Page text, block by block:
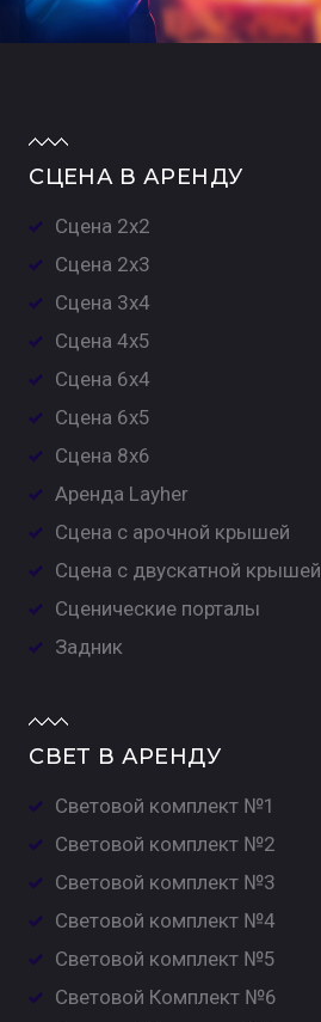
СЦЕНА В АРЕНДУ
Сцена 2х2
Сцена 2х3
Сцена 3х4
Сцена 4х5
Сцена 6х4
Сцена 6х5
Сцена 8х6
Аренда Layher
Сцена с арочной крышей
Сцена с двускатной крышей
Сценические порталы
Задник
СВЕТ В АРЕНДУ
Световой комплект №1
Световой комплект №2
Световой комплект №3
Световой комплект №4
Световой комплект №5
Световой Комплект №6